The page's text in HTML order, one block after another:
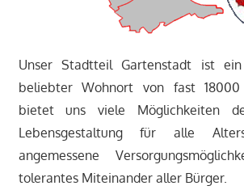
Unser Stadtteil Gartenstadt ist
beliebter Wohnort von fast 18000
bietet uns viele Möglichkeiten
Lebensgestaltung für alle
angemessene
tolerantes Miteinander aller Bürger.